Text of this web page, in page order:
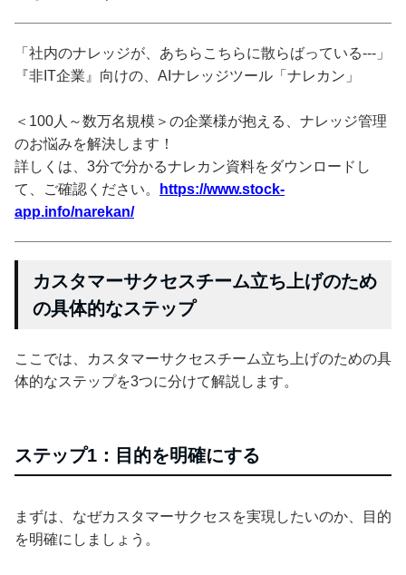
「社内のナレッジが、あちらこちらに散らばっている---」
『非IT企業』向けの、AIナレッジツール「ナレカン」
＜100人～数万名規模＞の企業様が抱える、ナレッジ管理
のお悩みを解決します！
詳しくは、3分で分かるナレカン資料をダウンロードし
て、ご確認ください。
https://www.stock-
app.info/narekan/
カスタマーサクセスチーム立ち上げのため
の具体的なステップ
ここでは、カスタマーサクセスチーム立ち上げのための具
体的なステップを3つに分けて解説します。
ステップ1：目的を明確にする
まずは、なぜカスタマーサクセスを実現したいのか、目的
を明確にしましょう。